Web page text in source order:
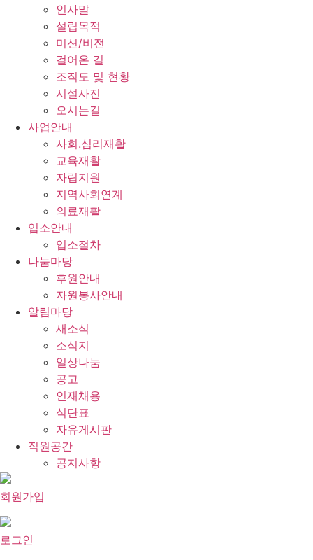
인사말
설립목적
미션/비전
걸어온 길
조직도 및 현황
시설사진
오시는길
사업안내
사회.심리재활
교육재활
자립지원
지역사회연계
의료재활
입소안내
입소절차
나눔마당
후원안내
자원봉사안내
알림마당
새소식
소식지
일상나눔
공고
인재채용
식단표
자유게시판
직원공간
공지사항
회원가입
로그인